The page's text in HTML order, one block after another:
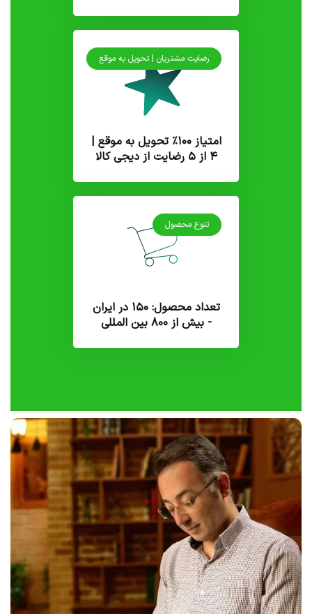
رضایت مشتریان | تحویل به موقع
امتیاز ۱۰۰٪ تحویل به موقع |
۴ از ۵ رضایت از دیجی کالا
تنوع محصول
تعداد محصول: ۱۵۰ در ایران
- بیش از ۸۰۰ بین المللی